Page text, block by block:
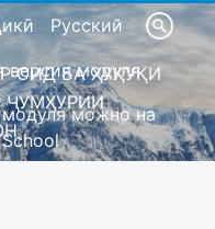
Русский
версия модуля
можно на
ОИД БА ҲУҚУҚИ